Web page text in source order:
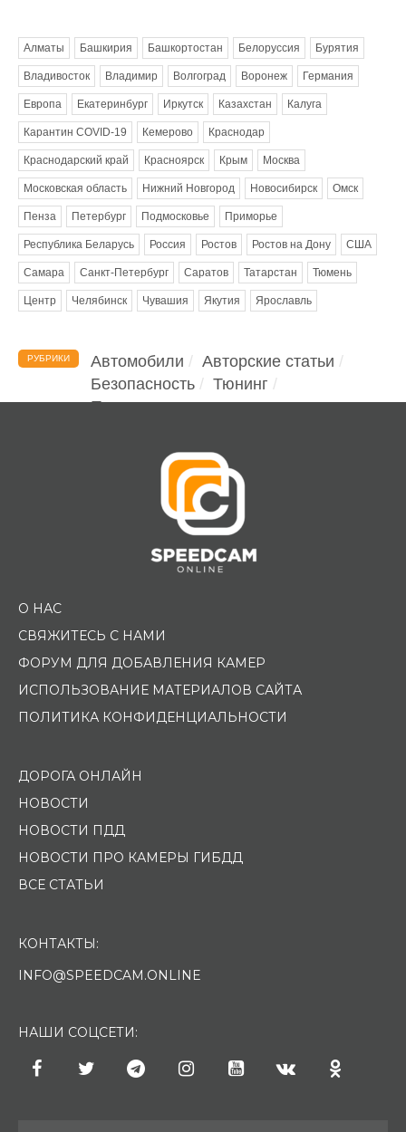
Алматы Башкирия Башкортостан Белоруссия Бурятия
Владивосток Владимир Волгоград Воронеж Германия
Европа Екатеринбург Иркутск Казахстан Калуга
Карантин COVID-19 Кемерово Краснодар
Краснодарский край Красноярск Крым Москва
Московская область Нижний Новгород Новосибирск Омск
Пенза Петербург Подмосковье Приморье
Республика Беларусь Россия Ростов Ростов на Дону США
Самара Санкт-Петербург Саратов Татарстан Тюмень
Центр Челябинск Чувашия Якутия Ярославль
РУБРИКИ Автомобили
Авторские статьи
Безопасность
Тюнинг
Помощь водителю
О НАС
СВЯЖИТЕСЬ С НАМИ
ФОРУМ ДЛЯ ДОБАВЛЕНИЯ КАМЕР
ИСПОЛЬЗОВАНИЕ МАТЕРИАЛОВ САЙТА
ПОЛИТИКА КОНФИДЕНЦИАЛЬНОСТИ
ДОРОГА ОНЛАЙН
НОВОСТИ
НОВОСТИ ПДД
НОВОСТИ ПРО КАМЕРЫ ГИБДД
ВСЕ СТАТЬИ
КОНТАКТЫ:
INFO@SPEEDCAM.ONLINE
НАШИ СОЦСЕТИ: